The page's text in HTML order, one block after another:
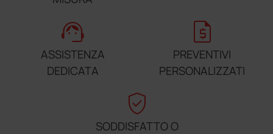
support_agent
ASSISTENZA
DEDICATA
request_quote
PREVENTIVI
PERSONALIZZATI
verified_user
SODDISFATTO O